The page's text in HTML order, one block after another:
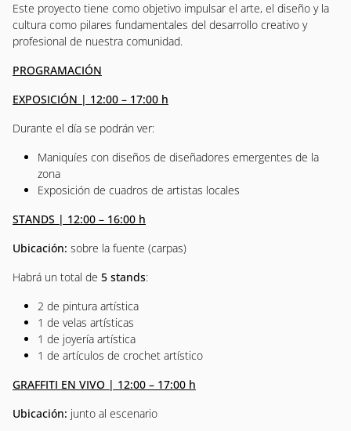
Este proyecto tiene como objetivo impulsar el arte, el diseño y la
cultura como pilares fundamentales del desarrollo creativo y
profesional de nuestra comunidad.
PROGRAMACIÓN
EXPOSICIÓN | 12:00 – 17:00 h
Durante el día se podrán ver:
Maniquíes con diseños de diseñadores emergentes de la
zona
Exposición de cuadros de artistas locales
STANDS | 12:00 – 16:00 h
Ubicación: sobre la fuente (carpas)
Habrá un total de 5 stands:
2 de pintura artística
1 de velas artísticas
1 de joyería artística
1 de artículos de crochet artístico
GRAFFITI EN VIVO | 12:00 – 17:00 h
Ubicación: junto al escenario